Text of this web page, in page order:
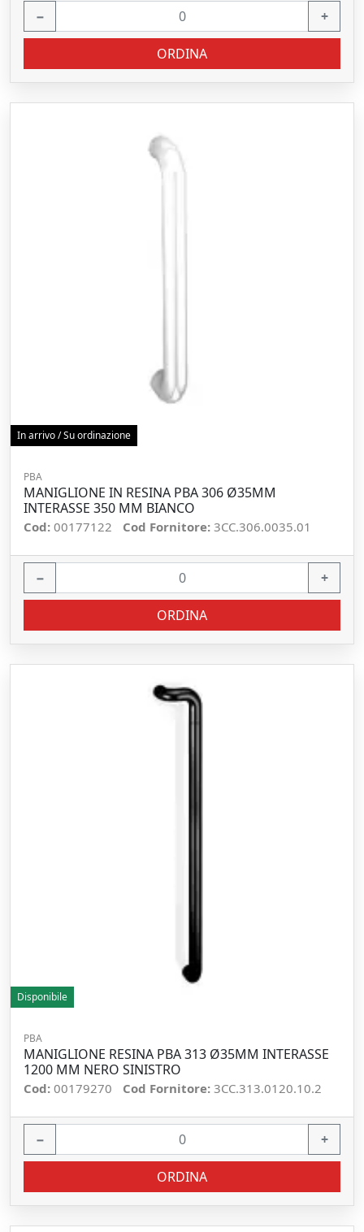
− +
ORDINA
In arrivo / Su ordinazione
PBA
MANIGLIONE IN RESINA PBA 306 Ø35MM
INTERASSE 350 MM BIANCO
Cod: 00177122 Cod Fornitore: 3CC.306.0035.01
− +
ORDINA
Disponibile
PBA
MANIGLIONE RESINA PBA 313 Ø35MM INTERASSE
1200 MM NERO SINISTRO
Cod: 00179270 Cod Fornitore: 3CC.313.0120.10.2
− +
ORDINA